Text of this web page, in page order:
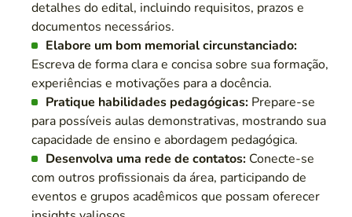
detalhes do edital, incluindo requisitos, prazos e
documentos necessários.
Elabore um bom memorial circunstanciado:
Escreva de forma clara e concisa sobre sua formação,
experiências e motivações para a docência.
Pratique habilidades pedagógicas: Prepare-se
para possíveis aulas demonstrativas, mostrando sua
capacidade de ensino e abordagem pedagógica.
Desenvolva uma rede de contatos: Conecte-se
com outros profissionais da área, participando de
eventos e grupos acadêmicos que possam oferecer